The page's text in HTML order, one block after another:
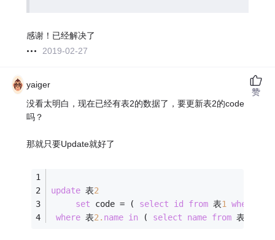
感谢！已经解决了
2019-02-27
yaiger
没看太明白，现在已经有表2的数据了，要更新表2的code
吗？
那就只要Update就好了
update 表2
set code = ( select id from 表1 where
where 表2. name in ( select name from 表
赞